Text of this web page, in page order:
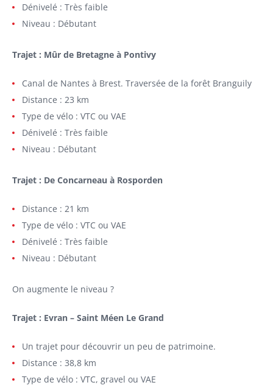
Dénivelé : Très faible
Niveau : Débutant
Trajet : Mûr de Bretagne à Pontivy
Canal de Nantes à Brest. Traversée de la forêt Branguily
Distance : 23 km
Type de vélo : VTC ou VAE
Dénivelé : Très faible
Niveau : Débutant
Trajet : De Concarneau à Rosporden
Distance : 21 km
Type de vélo : VTC ou VAE
Dénivelé : Très faible
Niveau : Débutant
On augmente le niveau ?
Trajet : Evran – Saint Méen Le Grand
Un trajet pour découvrir un peu de patrimoine.
Distance : 38,8 km
Type de vélo : VTC, gravel ou VAE